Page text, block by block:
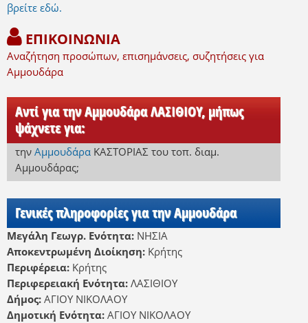
βρείτε εδώ.
ΕΠΙΚΟΙΝΩΝΙΑ
Αναζήτηση προσώπων, επισημάνσεις, συζητήσεις για
Αμμουδάρα
Αντί για την Αμμουδάρα ΛΑΣΙΘΙΟΥ, μήπως
ψάχνετε για:
την Αμμουδάρα ΚΑΣΤΟΡΙΑΣ του τοπ. διαμ.
Αμμουδάρας;
Γενικές πληροφορίες για την Αμμουδάρα
Μεγάλη Γεωγρ. Ενότητα: ΝΗΣΙΑ
Αποκεντρωμένη Διοίκηση: Κρήτης
Περιφέρεια: Κρήτης
Περιφερειακή Ενότητα: ΛΑΣΙΘΙΟΥ
Δήμος: ΑΓΙΟΥ ΝΙΚΟΛΑΟΥ
Δημοτική Ενότητα: ΑΓΙΟΥ ΝΙΚΟΛΑΟΥ